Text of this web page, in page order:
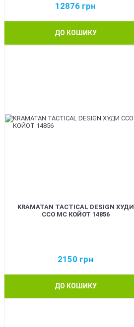
12876 грн
ДО КОШИКУ
KRAMATAN TACTICAL DESIGN ХУДИ
ССО МС КОЙОТ 14856
2150 грн
ДО КОШИКУ